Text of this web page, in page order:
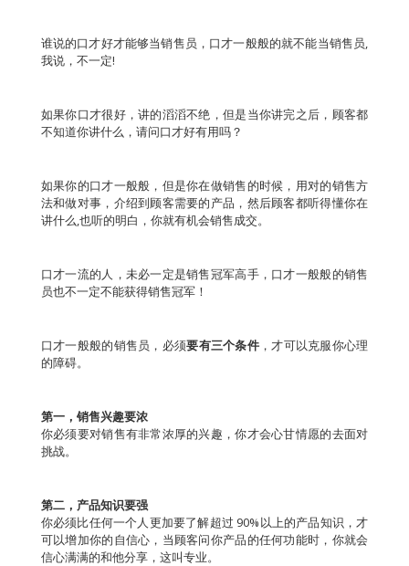
谁说的口才好才能够当销售员，口才一般般的就不能当销售员,
我说，不一定!
如果你口才很好，讲的滔滔不绝，但是当你讲完之后，顾客都
不知道你讲什么，请问口才好有用吗？
如果你的口才一般般，但是你在做销售的时候，用对的销售方
法和做对事，介绍到顾客需要的产品，然后顾客都听得懂你在
讲什么,也听的明白，你就有机会销售成交。
口才一流的人，未必一定是销售冠军高手，口才一般般的销售
员也不一定不能获得销售冠军！
口才一般般的销售员，必须要有三个条件，才可以克服你心理
的障碍。
第一，销售兴趣要浓
你必须要对销售有非常浓厚的兴趣，你才会心甘情愿的去面对
挑战。
第二，产品知识要强
你必须比任何一个人更加要了解超过 90%以上的产品知识，才
可以增加你的自信心，当顾客问你产品的任何功能时，你就会
信心满满的和他分享，这叫专业。